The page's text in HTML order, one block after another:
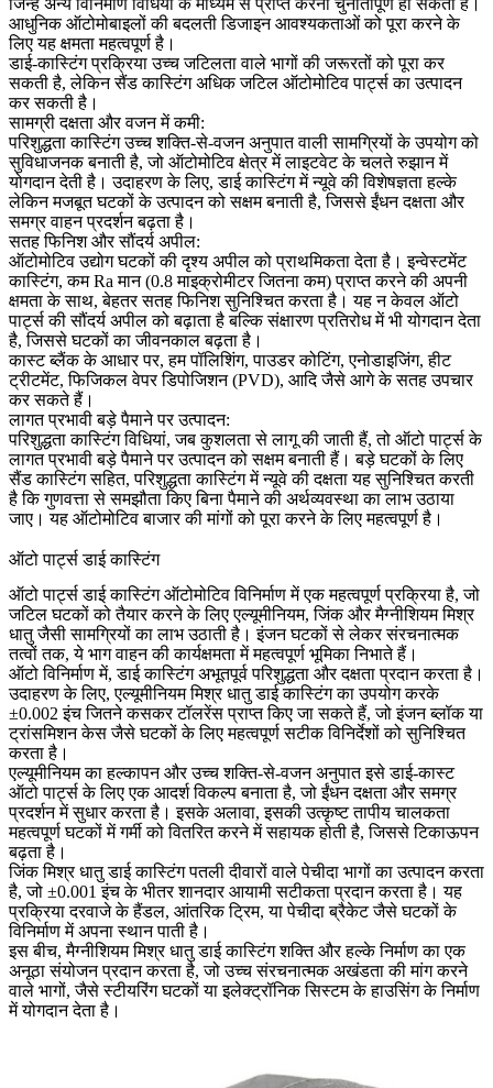
जिन्हें अन्य विनिर्माण विधियों के माध्यम से प्राप्त करना चुनौतीपूर्ण हो सकता है।
आधुनिक ऑटोमोबाइलों की बदलती डिजाइन आवश्यकताओं को पूरा करने के
लिए यह क्षमता महत्वपूर्ण है।
डाई-कास्टिंग प्रक्रिया उच्च जटिलता वाले भागों की जरूरतों को पूरा कर
सकती है, लेकिन सैंड कास्टिंग अधिक जटिल ऑटोमोटिव पार्ट्स का उत्पादन
कर सकती है।
सामग्री दक्षता और वजन में कमी:
परिशुद्धता कास्टिंग उच्च शक्ति-से-वजन अनुपात वाली सामग्रियों के उपयोग को
सुविधाजनक बनाती है, जो ऑटोमोटिव क्षेत्र में लाइटवेट के चलते रुझान में
योगदान देती है। उदाहरण के लिए, डाई कास्टिंग में न्यूवे की विशेषज्ञता हल्के
लेकिन मजबूत घटकों के उत्पादन को सक्षम बनाती है, जिससे ईंधन दक्षता और
समग्र वाहन प्रदर्शन बढ़ता है।
सतह फिनिश और सौंदर्य अपील:
ऑटोमोटिव उद्योग घटकों की दृश्य अपील को प्राथमिकता देता है। इन्वेस्टमेंट
कास्टिंग, कम Ra मान (0.8 माइक्रोमीटर जितना कम) प्राप्त करने की अपनी
क्षमता के साथ, बेहतर सतह फिनिश सुनिश्चित करता है। यह न केवल ऑटो
पार्ट्स की सौंदर्य अपील को बढ़ाता है बल्कि संक्षारण प्रतिरोध में भी योगदान देता
है, जिससे घटकों का जीवनकाल बढ़ता है।
कास्ट ब्लैंक के आधार पर, हमपॉलिशिंग,पाउडर कोटिंग,एनोडाइजिंग,हीट
ट्रीटमेंट,फिजिकल वेपर डिपोजिशन (PVD), आदि जैसे आगे के सतह उपचार
कर सकते हैं।
लागत प्रभावी बड़े पैमाने पर उत्पादन:
परिशुद्धता कास्टिंग विधियां, जब कुशलता से लागू की जाती हैं, तो ऑटो पार्ट्स के
लागत प्रभावी बड़े पैमाने पर उत्पादन को सक्षम बनाती हैं। बड़े घटकों के लिए
सैंड कास्टिंग सहित, परिशुद्धता कास्टिंग में न्यूवे की दक्षता यह सुनिश्चित करती
है कि गुणवत्ता से समझौता किए बिना पैमाने की अर्थव्यवस्था का लाभ उठाया
जाए। यह ऑटोमोटिव बाजार की मांगों को पूरा करने के लिए महत्वपूर्ण है।
ऑटो पार्ट्स डाई कास्टिंग
ऑटो पार्ट्स डाई कास्टिंग ऑटोमोटिव विनिर्माण में एक महत्वपूर्ण प्रक्रिया है, जो
जटिल घटकों को तैयार करने के लिए एल्यूमीनियम, जिंक और मैग्नीशियम मिश्र
धातु जैसी सामग्रियों का लाभ उठाती है। इंजन घटकों से लेकर संरचनात्मक
तत्वों तक, ये भाग वाहन की कार्यक्षमता में महत्वपूर्ण भूमिका निभाते हैं।
ऑटो विनिर्माण में, डाई कास्टिंग अभूतपूर्व परिशुद्धता और दक्षता प्रदान करता है।
उदाहरण के लिए, एल्यूमीनियम मिश्र धातु डाई कास्टिंग का उपयोग करके
±0.002 इंच जितने कसकर टॉलरेंस प्राप्त किए जा सकते हैं, जो इंजन ब्लॉक या
ट्रांसमिशन केस जैसे घटकों के लिए महत्वपूर्ण सटीक विनिर्देशों को सुनिश्चित
करता है।
एल्यूमीनियम का हल्कापन और उच्च शक्ति-से-वजन अनुपात इसे डाई-कास्ट
ऑटो पार्ट्स के लिए एक आदर्श विकल्प बनाता है, जो ईंधन दक्षता और समग्र
प्रदर्शन में सुधार करता है। इसके अलावा, इसकी उत्कृष्ट तापीय चालकता
महत्वपूर्ण घटकों में गर्मी को वितरित करने में सहायक होती है, जिससे टिकाऊपन
बढ़ता है।
जिंक मिश्र धातु डाई कास्टिंग पतली दीवारों वाले पेचीदा भागों का उत्पादन करता
है, जो ±0.001 इंच के भीतर शानदार आयामी सटीकता प्रदान करता है। यह
प्रक्रिया दरवाजे के हैंडल, आंतरिक ट्रिम, या पेचीदा ब्रैकेट जैसे घटकों के
विनिर्माण में अपना स्थान पाती है।
इस बीच, मैग्नीशियम मिश्र धातु डाई कास्टिंग शक्ति और हल्के निर्माण का एक
अनूठा संयोजन प्रदान करता है, जो उच्च संरचनात्मक अखंडता की मांग करने
वाले भागों, जैसे स्टीयरिंग घटकों या इलेक्ट्रॉनिक सिस्टम के हाउसिंग के निर्माण
में योगदान देता है।